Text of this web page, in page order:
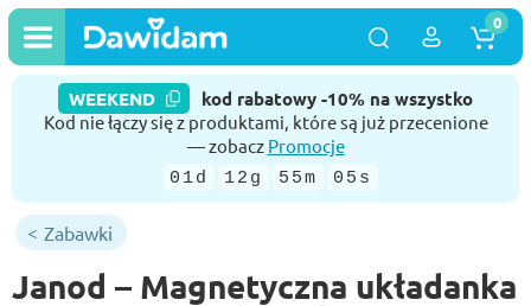
WEEKEND kod rabatowy -10% na wszystko
Kod nie łączy się z produktami, które są już przecenione
— zobacz Promocje
01d 12g 55m 05s
0
Zabawki
Janod – Magnetyczna układanka